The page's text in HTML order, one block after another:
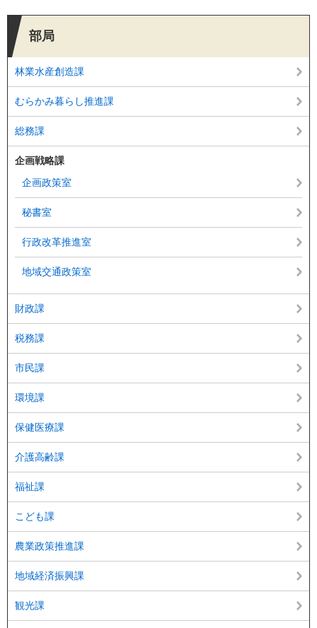
部局
林業水産創造課
むらかみ暮らし推進課
総務課
企画戦略課
企画政策室
秘書室
行政改革推進室
地域交通政策室
財政課
税務課
市民課
環境課
保健医療課
介護高齢課
福祉課
こども課
農業政策推進課
地域経済振興課
観光課